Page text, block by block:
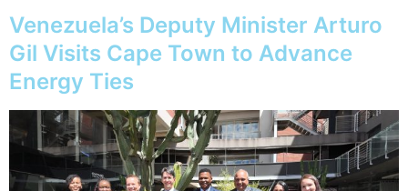
Venezuela’s Deputy Minister Arturo
Gil Visits Cape Town to Advance
Energy Ties